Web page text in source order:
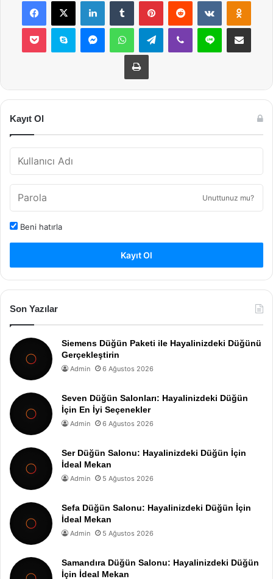
Pocket Skype MessengerWhatsAppTelegramViber Line E-Posta ile
Yazdır
Kayıt Ol
Unuttunuz mu?
Beni hatırla
Kayıt Ol
Son Yazılar
Siemens Düğün Paketi ile Hayalinizdeki Düğünü
Gerçekleştirin
Admin 6 Ağustos 2026
Seven Düğün Salonları: Hayalinizdeki Düğün
İçin En İyi Seçenekler
Admin 6 Ağustos 2026
Ser Düğün Salonu: Hayalinizdeki Düğün İçin
İdeal Mekan
Admin 5 Ağustos 2026
Sefa Düğün Salonu: Hayalinizdeki Düğün İçin
İdeal Mekan
Admin 5 Ağustos 2026
Samandıra Düğün Salonu: Hayalinizdeki Düğün
İçin İdeal Mekan